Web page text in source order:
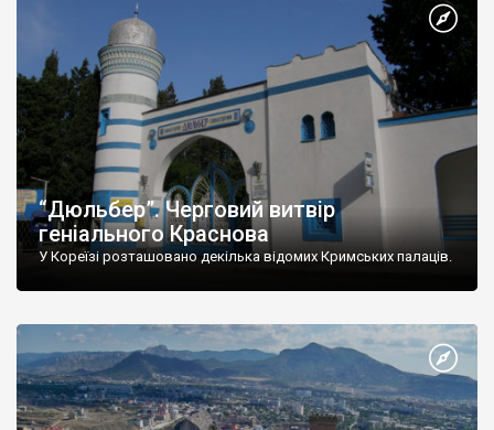
“Дюльбер”. Черговий витвір
геніального Краснова
У Кореїзі розташовано декілька відомих Кримських палаців.